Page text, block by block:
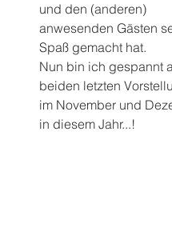
und den (anderen)
anwesenden Gästen
Spaß gemacht hat.
Nun bin ich gespannt
beiden letzten
im November und
in diesem Jahr...!